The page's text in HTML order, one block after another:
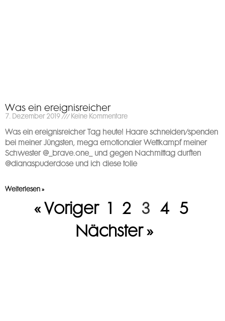
Was ein ereignisreicher
7. Dezember 2019 Keine Kommentare
Was ein ereignisreicher Tag heute! Haare schneiden/spenden
bei meiner Jüngsten, mega emotionaler Wettkampf meiner
Schwester @_brave.one_ und gegen Nachmittag durften
@dianaspuderdose und ich diese tolle
Weiterlesen »
« Voriger 1 2 3 4 5
Nächster »